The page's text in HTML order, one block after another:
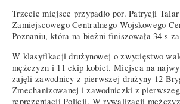
Trzecie miejsce przypadło por. Patrycji
Zamiejscowego Centralnego Wojskowego
Poznaniu, która na bieżni finiszowała 34 s
W klasyfikacji drużynowej o zwycięstwo
mężczyzn i 11 ekip kobiet. Miejsca na
zajęli zawodnicy z pierwszej drużyny 12
Zmechanizowanej i zawodniczki z
reprezentacji Policji. W rywalizacji